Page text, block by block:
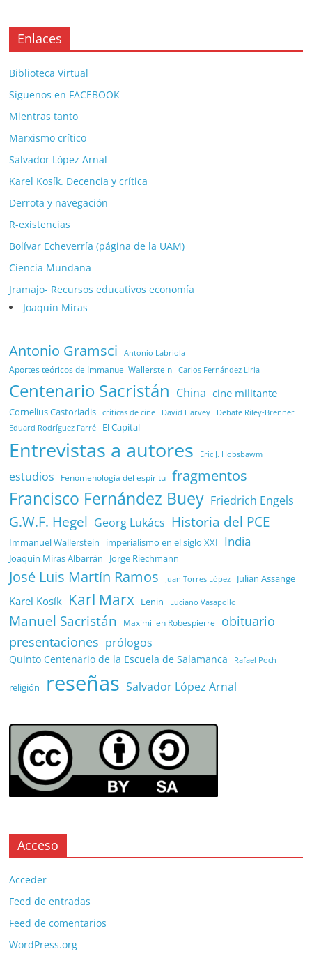
Enlaces
Biblioteca Virtual
Síguenos en FACEBOOK
Mientras tanto
Marxismo crítico
Salvador López Arnal
Karel Kosík. Decencia y crítica
Derrota y navegación
R-existencias
Bolívar Echeverría (página de la UAM)
Ciencía Mundana
Jramajo- Recursos educativos economía
Joaquín Miras
Antonio Gramsci Antonio Labriola
Aportes teóricos de Immanuel Wallerstein Carlos Fernández Liria
Centenario Sacristán China cine militante
Cornelius Castoriadis críticas de cine David Harvey Debate Riley-Brenner
Eduard Rodríguez Farré El Capital
Entrevistas a autores Eric J. Hobsbawm
estudios Fenomenología del espíritu fragmentos
Francisco Fernández Buey Friedrich Engels
G.W.F. Hegel Georg Lukács Historia del PCE
Immanuel Wallerstein imperialismo en el siglo XXI India
Joaquín Miras Albarrán Jorge Riechmann
José Luis Martín Ramos Juan Torres López Julian Assange
Karel Kosík Karl Marx Lenin Luciano Vasapollo
Manuel Sacristán Maximilien Robespierre
obituario
presentaciones prólogos
Quinto Centenario de la Escuela de Salamanca Rafael Poch
religión reseñas Salvador López Arnal
Acceso
Acceder
Feed de entradas
Feed de comentarios
WordPress.org